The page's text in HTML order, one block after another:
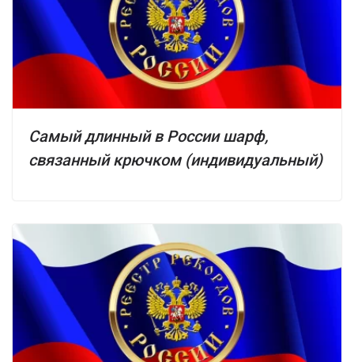
Самый длинный в России шарф,
связанный крючком (индивидуальный)